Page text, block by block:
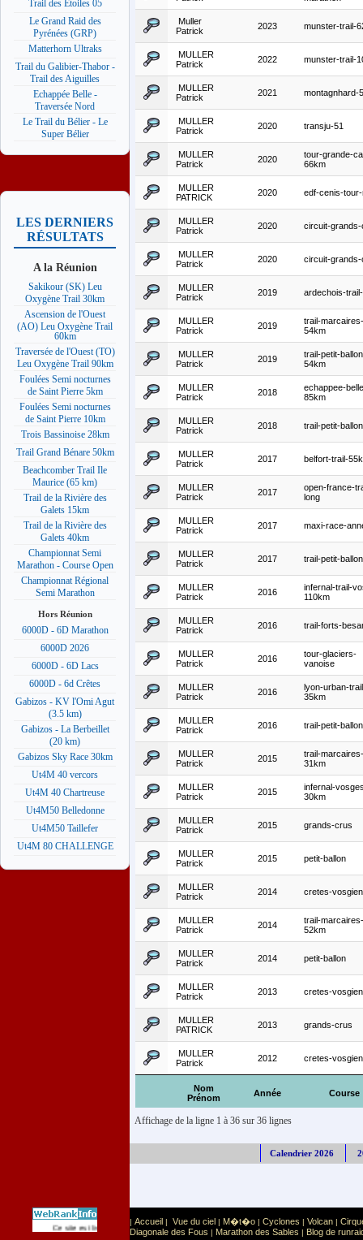
Trail des Etoiles 05
Le Grand Raid des
Pyrénées (GRP)
Matterhorn Ultraks
Trail du Galibier-Thabor -
Trail des Aiguilles
Echappée Belle -
Traversée Nord
Le Trail du Bélier - Le
Super Bélier
LES DERNIERS
RÉSULTATS
A la Réunion
Sakikour (SK) Leu
Oxygène Trail 30km
Ascension de l'Ouest
(AO) Leu Oxygène Trail
60km
Traversée de l'Ouest (TO)
Leu Oxygène Trail 90km
Foulées Semi nocturnes
de Saint Pierre 5km
Foulées Semi nocturnes
de Saint Pierre 10km
Trois Bassinoise 28km
Trail Grand Bénare 50km
Beachcomber Trail Ile
Maurice (65 km)
Trail de la Rivière des
Galets 15km
Trail de la Rivière des
Galets 40km
Championnat Semi
Marathon - Course Open
Championnat Régional
Semi Marathon
Hors Réunion
6000D - 6D Marathon
6000D 2026
6000D - 6D Lacs
6000D - 6d Crêtes
Gabizos - KV l'Omi Agut
(3.5 km)
Gabizos - La Berbeillet
(20 km)
Gabizos Sky Race 30km
Ut4M 40 vercors
Ut4M 40 Chartreuse
Ut4M50 Belledonne
Ut4M50 Taillefer
Ut4M 80 CHALLENGE
Nom
Prénom
Année Course
Muller
Patrick
2023 munster-trail-
MULLER
Patrick
2022 munster-trail-
MULLER
Patrick
2021 montagnhard-
MULLER
Patrick
2020 transju-51
MULLER
Patrick
2020
tour-grande-
66km
MULLER
PATRICK
2020 edf-cenis-
MULLER
Patrick
2020 circuit-
MULLER
Patrick
2020 circuit-
MULLER
Patrick
2019 ardechois-
MULLER
Patrick
2019
trail-marcaires-
54km
MULLER
Patrick
2019
trail-petit-
54km
MULLER
Patrick
2018
echappee-
85km
MULLER
Patrick
2018 trail-petit-ballon
MULLER
Patrick
2017 belfort-trail-
MULLER
Patrick
2017
open-france-
long
MULLER
Patrick
2017 maxi-race-
MULLER
Patrick
2017 trail-petit-ballon
MULLER
Patrick
2016
infernal-trail-
110km
MULLER
Patrick
2016 trail-forts-
MULLER
Patrick
2016
tour-glaciers-
vanoise
MULLER
Patrick
2016
lyon-urban-
35km
MULLER
Patrick
2016 trail-petit-ballon
MULLER
Patrick
2015
trail-marcaires-
31km
MULLER
Patrick
2015
infernal-
30km
MULLER
Patrick
2015 grands-crus
MULLER
Patrick
2015 petit-ballon
MULLER
Patrick
2014 cretes-
MULLER
Patrick
2014
trail-marcaires-
52km
MULLER
Patrick
2014 petit-ballon
MULLER
Patrick
2013 cretes-
MULLER
PATRICK
2013 grands-crus
MULLER
Patrick
2012 cretes-
Affichage de la ligne 1 à 36 sur 36 lignes
Calendrier 2026
Ce site est list� dans la cat�gorie Sport: Sports extr�mes
| Accueil | Vue du ciel | M�t�o | Cyclones | Volcan |
Diagonale des Fous | Marathon des Sables | Blog de